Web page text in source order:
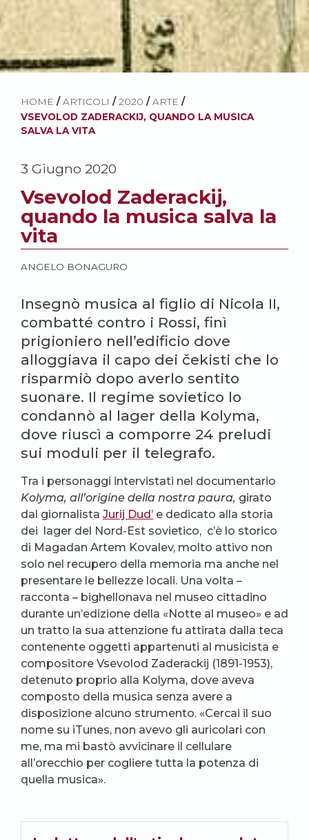
HOME / ARTICOLI / 2020 / ARTE /
VSEVOLOD ZADERACKIJ, QUANDO LA MUSICA
SALVA LA VITA
3 Giugno 2020
Vsevolod Zaderackij,
quando la musica salva la
vita
ANGELO BONAGURO
Insegnò musica al figlio di Nicola II,
combatté contro i Rossi, finì
prigioniero nell’edificio dove
alloggiava il capo dei čekisti che lo
risparmiò dopo averlo sentito
suonare. Il regime sovietico lo
condannò al lager della Kolyma,
dove riuscì a comporre 24 preludi
sui moduli per il telegrafo.
Tra i personaggi intervistati nel documentario
Kolyma, all’origine della nostra paura, girato
dal giornalista Jurij Dud’ e dedicato alla storia
dei lager del Nord-Est sovietico, c’è lo storico
di Magadan Artem Kovalev, molto attivo non
solo nel recupero della memoria ma anche nel
presentare le bellezze locali. Una volta –
racconta – bighellonava nel museo cittadino
durante un’edizione della «Notte al museo» e ad
un tratto la sua attenzione fu attirata dalla teca
contenente oggetti appartenuti al musicista e
compositore Vsevolod Zaderackij (1891-1953),
detenuto proprio alla Kolyma, dove aveva
composto della musica senza avere a
disposizione alcuno strumento. «Cercai il suo
nome su iTunes, non avevo gli auricolari con
me, ma mi bastò avvicinare il cellulare
all’orecchio per cogliere tutta la potenza di
quella musica».